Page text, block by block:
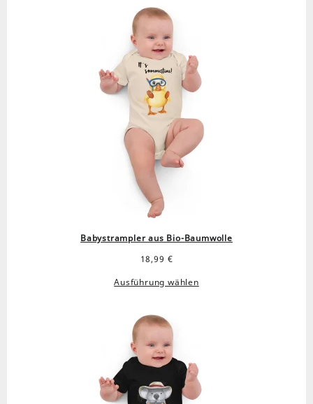
Babystrampler aus Bio-Baumwolle
18,99 €
Ausführung wählen